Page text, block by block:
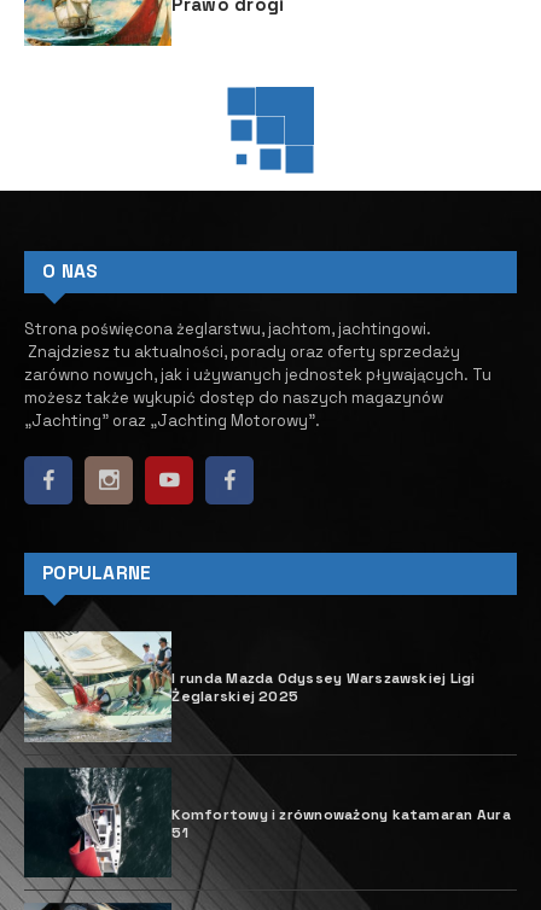
styl i know-how
17 LISTOPADA, 2024
W
kwietniu 2024 roku na
Międzynarodowych Targach
Jachtów Wielokadłubowych w La
Grande Motte we Francji odbyła się
europejska premiera katamaranu
48 Open, firmy Nautitech z siedzibą w Rochefort na
francuskim wybrzeżu Atlantyku. Szerokiej